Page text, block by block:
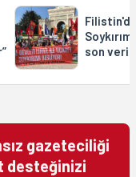
son verin
gazeteciliği
desteğinizi